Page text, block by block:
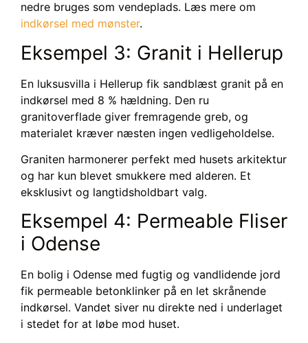
nedre bruges som vendeplads. Læs mere om
indkørsel med mønster.
Eksempel 3: Granit i Hellerup
En luksusvilla i Hellerup fik sandblæst granit på en
indkørsel med 8 % hældning. Den ru
granitoverflade giver fremragende greb, og
materialet kræver næsten ingen vedligeholdelse.
Graniten harmonerer perfekt med husets arkitektur
og har kun blevet smukkere med alderen. Et
eksklusivt og langtidsholdbart valg.
Eksempel 4: Permeable Fliser
i Odense
En bolig i Odense med fugtig og vandlidende jord
fik permeable betonklinker på en let skrånende
indkørsel. Vandet siver nu direkte ned i underlaget
i stedet for at løbe mod huset.